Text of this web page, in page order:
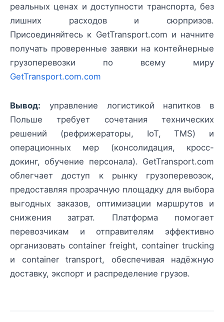
реальных ценах и доступности транспорта, без
лишних расходов и сюрпризов.
Присоединяйтесь к GetTransport.com и начните
получать проверенные заявки на контейнерные
грузоперевозки по всему миру
GetTransport.com.com
Вывод: управление логистикой напитков в
Польше требует сочетания технических
решений (рефрижераторы, IoT, TMS) и
операционных мер (консолидация, кросс-
докинг, обучение персонала). GetTransport.com
облегчает доступ к рынку грузоперевозок,
предоставляя прозрачную площадку для выбора
выгодных заказов, оптимизации маршрутов и
снижения затрат. Платформа помогает
перевозчикам и отправителям эффективно
организовать container freight, container trucking
и container transport, обеспечивая надёжную
доставку, экспорт и распределение грузов.